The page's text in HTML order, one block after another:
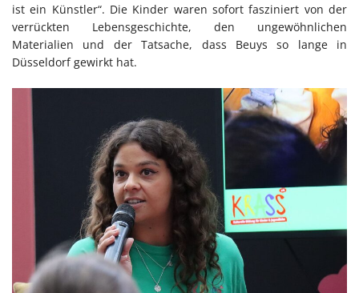
ist ein Künstler“. Die Kinder waren sofort fasziniert von der
verrückten Lebensgeschichte, den ungewöhnlichen
Materialien und der Tatsache, dass Beuys so lange in
Düsseldorf gewirkt hat.